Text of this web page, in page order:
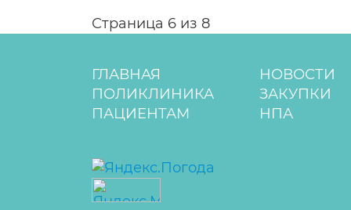
Страница 6 из 8
ГЛАВНАЯ
НОВОСТИ
ПОЛИКЛИНИКА
ЗАКУПКИ
ПАЦИЕНТАМ
НПА